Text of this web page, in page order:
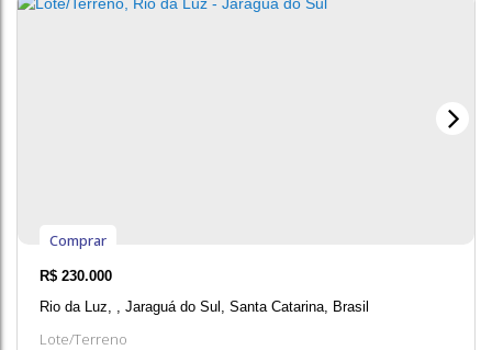
Lote/Terreno
R$ 230.000
Rio da Luz
Jaraguá do Sul Santa Catarina Brasil
Comprar